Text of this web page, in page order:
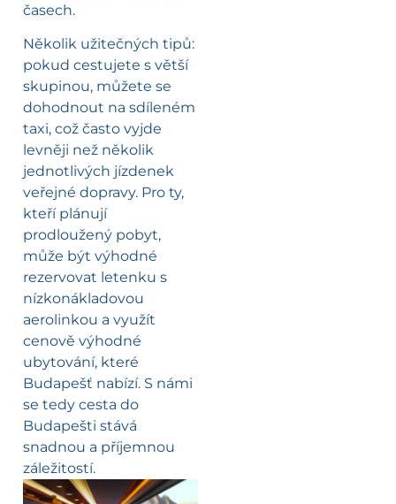
časech.
Několik užitečných tipů:
pokud cestujete s větší
skupinou, můžete se
dohodnout na sdíleném
taxi, což často vyjde
levněji než několik
jednotlivých jízdenek
veřejné dopravy. Pro ty,
kteří plánují
prodloužený pobyt,
může být výhodné
rezervovat letenku s
nízkonákladovou
aerolinkou a využít
cenově výhodné
ubytování, které
Budapešť nabízí. S námi
se tedy cesta do
Budapešti stává
snadnou a příjemnou
záležitostí.